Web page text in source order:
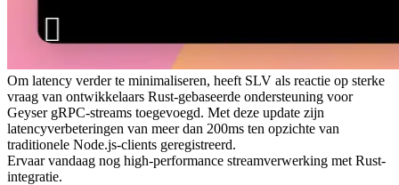
Om latency verder te minimaliseren, heeft SLV als reactie op sterke
vraag van ontwikkelaars Rust-gebaseerde ondersteuning voor
Geyser gRPC-streams toegevoegd. Met deze update zijn
latencyverbeteringen van meer dan 200ms ten opzichte van
traditionele Node.js-clients geregistreerd.
Ervaar vandaag nog high-performance streamverwerking met Rust-
integratie.